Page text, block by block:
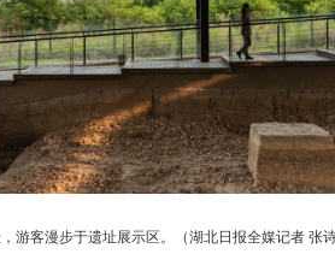
游客漫步于遗址展示区。（湖北日报全媒记者 张